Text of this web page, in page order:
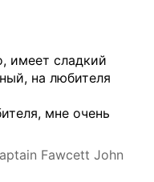
имеет сладкий
на любителя
мне очень
Fawcett John